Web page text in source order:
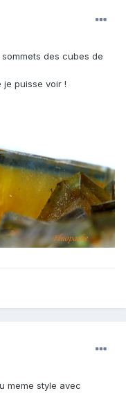
des cubes de
puisse voir !
meme style avec